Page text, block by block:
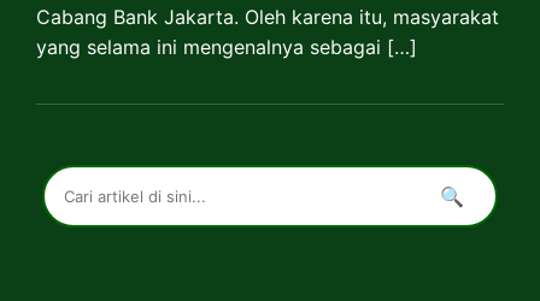
Cabang Bank Jakarta. Oleh karena itu, masyarakat
yang selama ini mengenalnya sebagai […]
🔍